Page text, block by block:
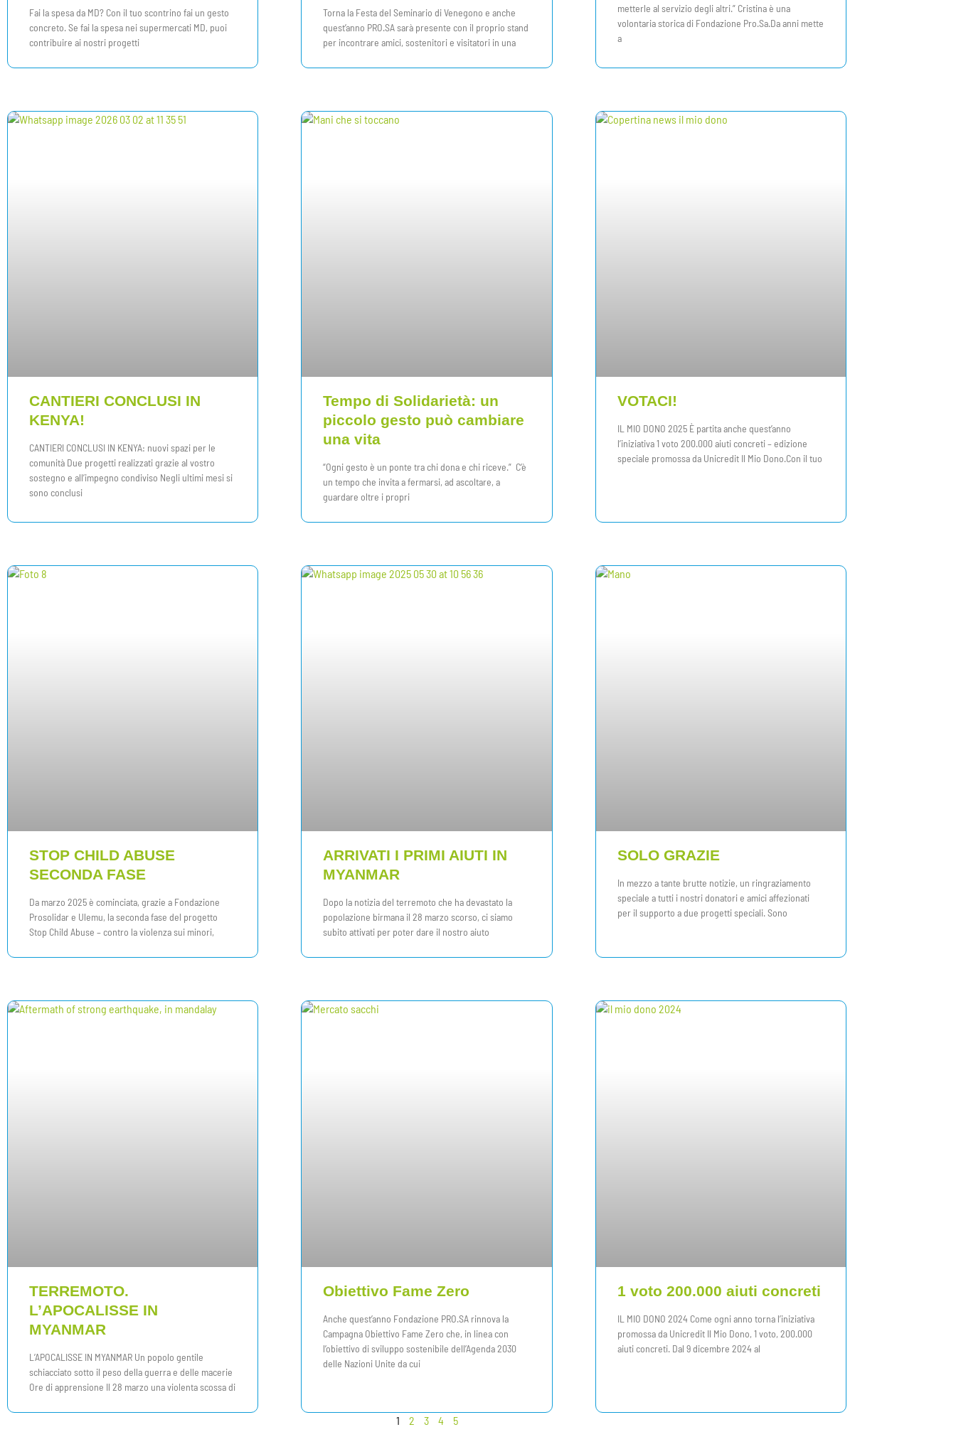
Fai la spesa da MD? Con il tuo scontrino fai un gesto
concreto. Se fai la spesa nei supermercati MD, puoi
contribuire ai nostri progetti
Torna la Festa del Seminario di Venegono e anche
quest’anno PRO.SA sarà presente con il proprio stand
per incontrare amici, sostenitori e visitatori in una
metterle al servizio degli altri.” Cristina è una
volontaria storica di Fondazione Pro.Sa.Da anni mette
a
CANTIERI CONCLUSI IN
KENYA!
CANTIERI CONCLUSI IN KENYA: nuovi spazi per le
comunità Due progetti realizzati grazie al vostro
sostegno e all’impegno condiviso Negli ultimi mesi si
sono conclusi
Tempo di Solidarietà: un
piccolo gesto può cambiare
una vita
“Ogni gesto è un ponte tra chi dona e chi riceve.” C’è
un tempo che invita a fermarsi, ad ascoltare, a
guardare oltre i propri
VOTACI!
IL MIO DONO 2025 È partita anche quest’anno
l’iniziativa 1 voto 200.000 aiuti concreti – edizione
speciale promossa da Unicredit Il Mio Dono.Con il tuo
STOP CHILD ABUSE
SECONDA FASE
Da marzo 2025 è cominciata, grazie a Fondazione
Prosolidar e Ulemu, la seconda fase del progetto
Stop Child Abuse – contro la violenza sui minori,
ARRIVATI I PRIMI AIUTI IN
MYANMAR
Dopo la notizia del terremoto che ha devastato la
popolazione birmana il 28 marzo scorso, ci siamo
subito attivati per poter dare il nostro aiuto
SOLO GRAZIE
In mezzo a tante brutte notizie, un ringraziamento
speciale a tutti i nostri donatori e amici affezionati
per il supporto a due progetti speciali. Sono
TERREMOTO.
L’APOCALISSE IN
MYANMAR
L’APOCALISSE IN MYANMAR Un popolo gentile
schiacciato sotto il peso della guerra e delle macerie
Ore di apprensione Il 28 marzo una violenta scossa di
Obiettivo Fame Zero
Anche quest’anno Fondazione PRO.SA rinnova la
Campagna Obiettivo Fame Zero che, in linea con
l’obiettivo di sviluppo sostenibile dell’Agenda 2030
delle Nazioni Unite da cui
1 voto 200.000 aiuti concreti
IL MIO DONO 2024 Come ogni anno torna l’iniziativa
promossa da Unicredit Il Mio Dono, 1 voto, 200.000
aiuti concreti. Dal 9 dicembre 2024 al
1 2 3 4 5